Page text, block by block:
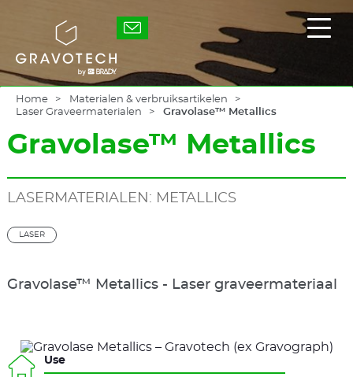
Gravotech
Toon
Home
Materialen & verbruiksartikelen
Laser Graveermaterialen
Gravolase™ Metallics
Gravolase™ Metallics
LASERMATERIALEN: METALLICS
LASER
Gravolase™ Metallics - Laser graveermateriaal
Use